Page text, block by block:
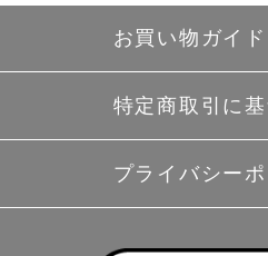
お買い物ガイド
特定商取引に
プライバシー